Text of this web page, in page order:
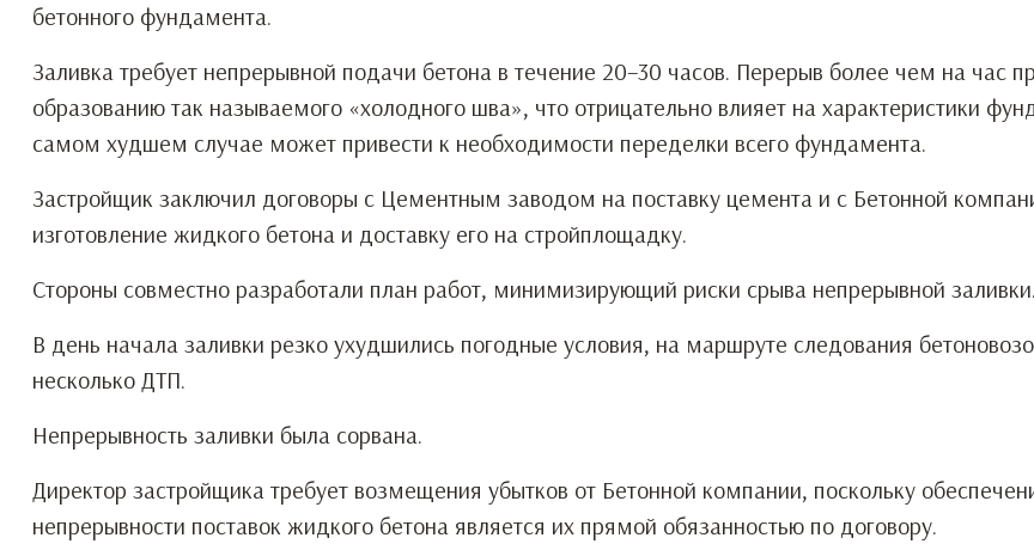
бетонного фундамента.
Заливка требует непрерывной подачи бетона в течение 20–30 часов. Перерыв более чем на час
образованию так называемого «холодного шва», что отрицательно влияет на характеристики
самом худшем случае может привести к необходимости переделки всего фундамента.
Застройщик заключил договоры с Цементным заводом на поставку цемента и с Бетонной
изготовление жидкого бетона и доставку его на стройплощадку.
Стороны совместно разработали план работ, минимизирующий риски срыва непрерывной заливки.
В день начала заливки резко ухудшились погодные условия, на маршруте следования
несколько ДТП.
Непрерывность заливки была сорвана.
Директор застройщика требует возмещения убытков от Бетонной компании, поскольку
непрерывности поставок жидкого бетона является их прямой обязанностью по договору.